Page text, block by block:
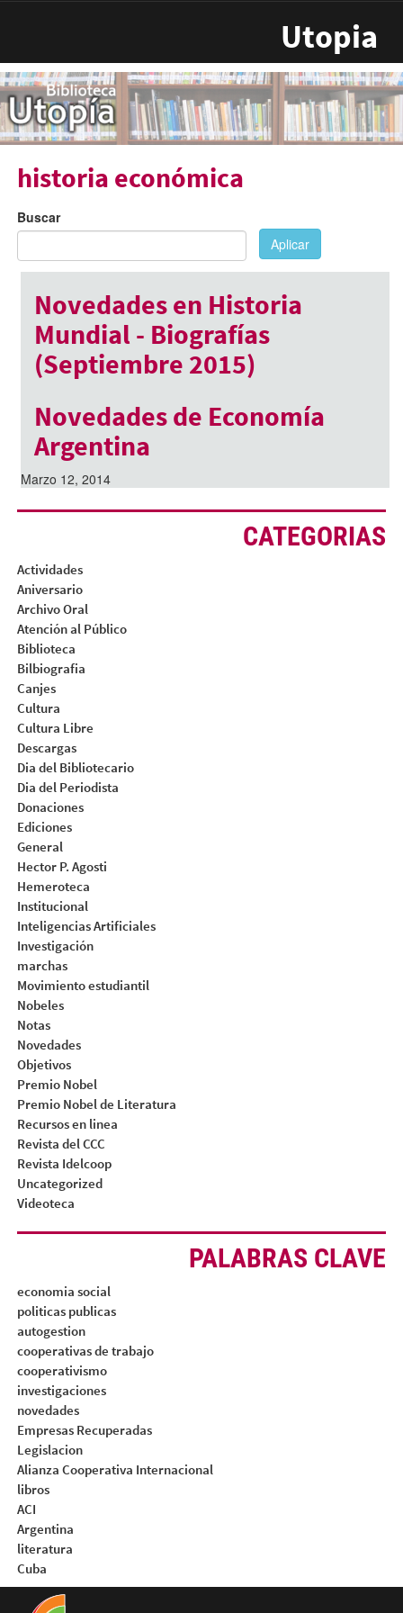
Utopia
historia económica
Buscar
Aplicar
Novedades en Historia
Mundial - Biografías
(Septiembre 2015)
Novedades de Economía
Argentina
Marzo 12, 2014
CATEGORIAS
Actividades
Aniversario
Archivo Oral
Atención al Público
Biblioteca
Bilbiografia
Canjes
Cultura
Cultura Libre
Descargas
Dia del Bibliotecario
Dia del Periodista
Donaciones
Ediciones
General
Hector P. Agosti
Hemeroteca
Institucional
Inteligencias Artificiales
Investigación
marchas
Movimiento estudiantil
Nobeles
Notas
Novedades
Objetivos
Premio Nobel
Premio Nobel de Literatura
Recursos en linea
Revista del CCC
Revista Idelcoop
Uncategorized
Videoteca
PALABRAS CLAVE
economia social
politicas publicas
autogestion
cooperativas de trabajo
cooperativismo
investigaciones
novedades
Empresas Recuperadas
Legislacion
Alianza Cooperativa Internacional
libros
ACI
Argentina
literatura
Cuba